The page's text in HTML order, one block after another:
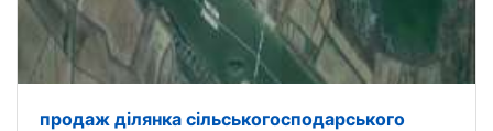
продаж ділянка сільськогосподарського